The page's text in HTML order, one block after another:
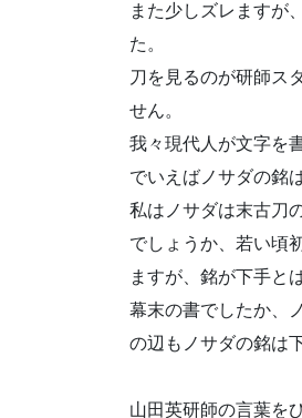
また少しズレますが
た。
刀を見るのが研師ス
せん。
我々現代人が文字を
でいえばノサダの銘
私はノサダは末古刀
でしょうか、若い頃
ますが、銘が下手と
幕末の書でしたか、
の辺もノサダの銘は
山田英研師の言葉